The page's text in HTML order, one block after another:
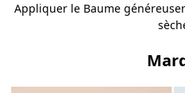
Appliquer le Baume